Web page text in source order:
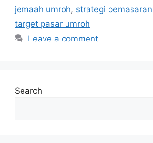
jemaah umroh, strategi
target pasar umroh
Leave a comment
Search